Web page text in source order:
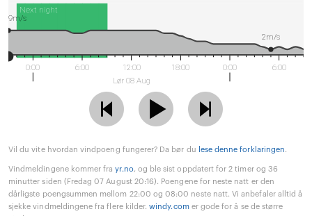
Next night
0:00 6:00
12:00
Lør 08 Aug
18:00 0:00 6:00
9m/s
2m/s
Vil du vite hvordan vindpoeng fungerer? Da bør du lese denne forklaringen.
Vindmeldingene kommer frayr.no, og ble sist oppdatert for 2 timer og 36
minutter siden (Fredag 07 August 20:16). Poengene for neste natt er den
dårligste poengsummen mellom 22:00 og 08:00 neste natt. Vi anbefaler alltid å
sjekke vindmeldingene fra flere kilder.windy.comer gode for å se de større